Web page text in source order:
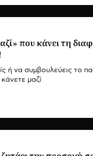
που κάνει τη
ή να συμβουλεύεις το
μαζί